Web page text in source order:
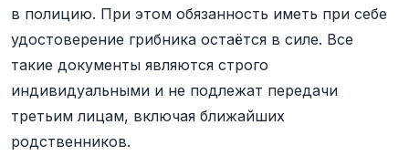
в полицию. При этом обязанность иметь при себе
удостоверение грибника остаётся в силе. Все
такие документы являются строго
индивидуальными и не подлежат передачи
третьим лицам, включая ближайших
родственников.